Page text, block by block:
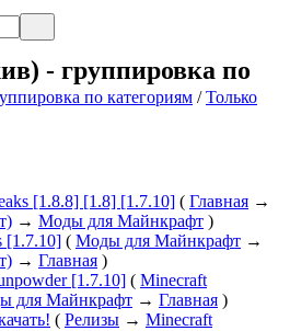
- группировка по
по категориям /Только
[1.8.8] [1.8] [1.7.10] ( Главная →
→ Моды для Майнкрафт )
[1.7.10] ( Моды для Майнкрафт →
→ Главная )
[1.7.10] ( Minecraft
для Майнкрафт → Главная )
( Релизы → Minecraft